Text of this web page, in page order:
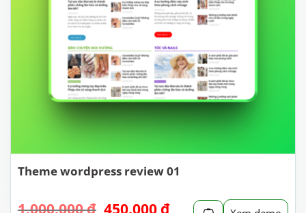
Theme wordpress review 01
1.000.000₫ Giá
450.000 ₫Giá